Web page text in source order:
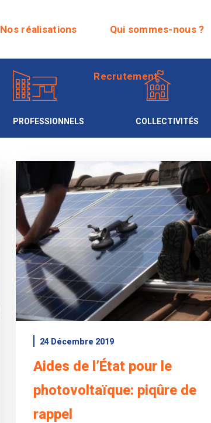
Nos réalisations Qui sommes-nous ?
Recrutement
PROFESSIONNELS COLLECTIVITÉS
24 Décembre 2019
Aides de l’État pour le
photovoltaïque: piqûre de
rappel